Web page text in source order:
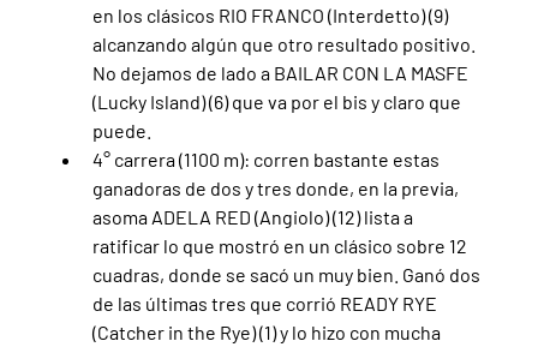
en los clásicos RIO FRANCO (Interdetto) (9)
alcanzando algún que otro resultado positivo.
No dejamos de lado a BAILAR CON LA MASFE
(Lucky Island) (6) que va por el bis y claro que
puede.
4° carrera (1100 m): corren bastante estas
ganadoras de dos y tres donde, en la previa,
asoma ADELA RED (Angiolo) (12) lista a
ratificar lo que mostró en un clásico sobre 12
cuadras, donde se sacó un muy bien. Ganó dos
de las últimas tres que corrió READY RYE
(Catcher in the Rye) (1) y lo hizo con mucha